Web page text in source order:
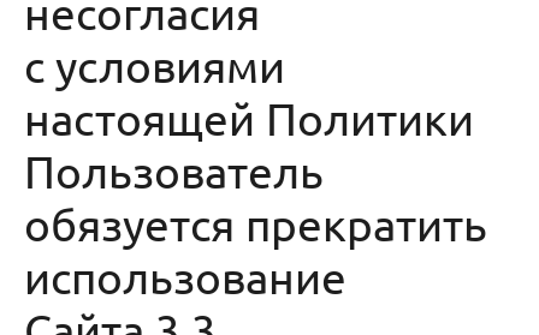
несогласия
с условиями
настоящей Политики
Пользователь
обязуется прекратить
использование